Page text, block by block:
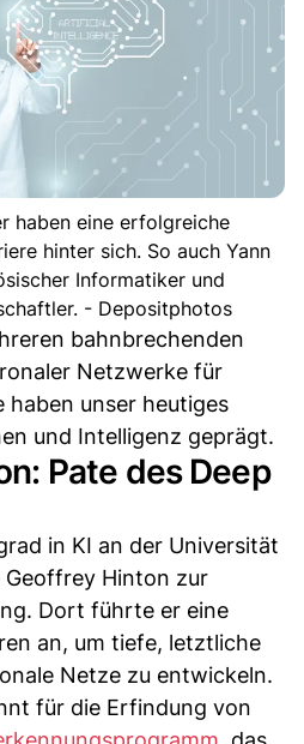
haben eine erfolgreiche
hinter sich. So auch Yann
Informatiker und
- Depositphotos
bahnbrechenden
Netzwerke für
haben unser heutiges
und Intelligenz geprägt.
Pate des Deep
in KI an der Universität
Hinton zur
Dort führte er eine
an, um tiefe, letztliche
Netze zu entwickeln.
für die Erfindung von